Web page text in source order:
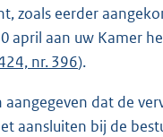
zoals eerder
april aan uw Kamer
nr. 396).
aangegeven dat de
aansluiten bij de